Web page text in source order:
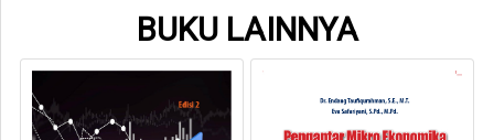
BUKU LAINNYA